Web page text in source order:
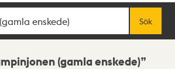
Sök
(gamla enskede)